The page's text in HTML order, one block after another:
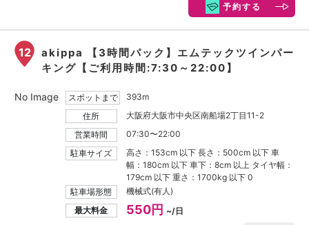
予約する
12
akippa 【3時間パック】エムテックツインパー
キング【ご利用時間:7:30～22:00】
スポットまで
393m
住所
大阪府大阪市中央区南船場2丁目11-2
営業時間
07:30〜22:00
駐車サイズ
高さ：153cm 以下 長さ：500cm 以下 車
幅：180cm 以下 車下：8cm 以上 タイヤ幅：
179cm 以下 重さ：1700kg 以下 0
駐車場形態
機械式(有人)
最大料金
550円 ~/日
No Image